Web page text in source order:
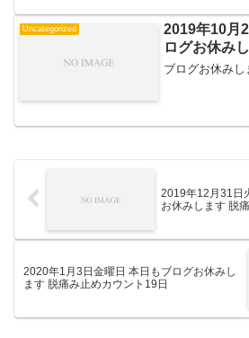
エネルギーゼ
おいしかった
Uncategorized
2019年10月
ログお休み
ブログお休みし
2019年12月31日
お休みします 脱
2020年1月3日金曜日 本日もブログお休みし
ます 脱痛み止めカウント19日